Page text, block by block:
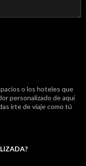
o los hoteles que
personalizado de aquí
irte de viaje como tú